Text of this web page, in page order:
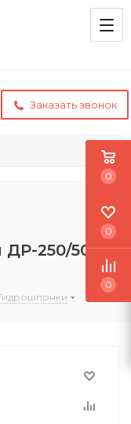
Заказать звонок
250/50 из
0
0
0